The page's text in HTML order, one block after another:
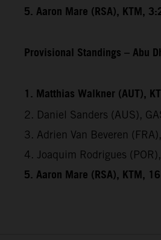
5. Aaron Mare (RSA), KTM,
Provisional Standings – Abu
1. Matthias Walkner (AUT),
2. Daniel Sanders (AUS),
3. Adrien Van Beveren
4. Joaquim Rodrigues
5. Aaron Mare (RSA), KTM,